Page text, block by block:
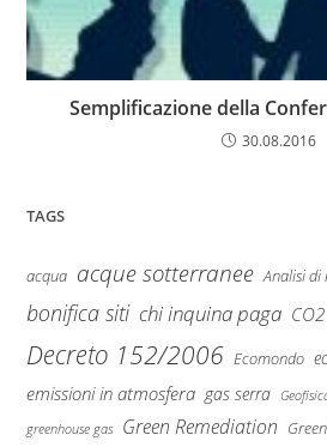
Semplificazione della
30.08.2016
TAGS
acqua acque sotterranee Analisi di
bonifica siti chi inquina paga CO2
Decreto 152/2006 Ecomondo
emissioni in atmosfera gas serra
greenhouse gas Green Remediation